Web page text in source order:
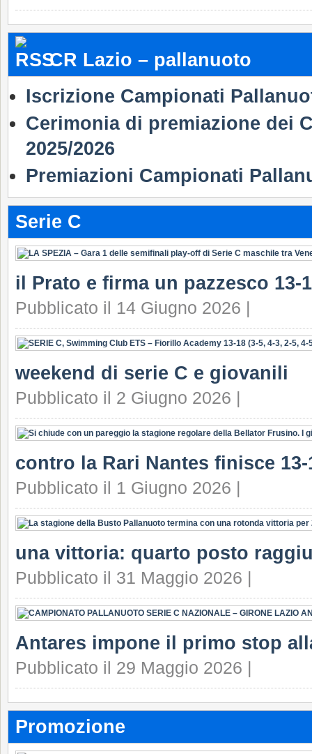
CR Lazio – pallanuoto
Iscrizione Campionati
Cerimonia di premiazione dei
2025/2026
Premiazioni Campionati
Serie C
il Prato e firma un pazzesco 13-
Pubblicato il 14 Giugno 2026 |
weekend di serie C e giovanili
Pubblicato il 2 Giugno 2026 |
contro la Rari Nantes finisce 13-
Pubblicato il 1 Giugno 2026 |
una vittoria: quarto posto
Pubblicato il 31 Maggio 2026 |
Antares impone il primo stop
Pubblicato il 29 Maggio 2026 |
Promozione